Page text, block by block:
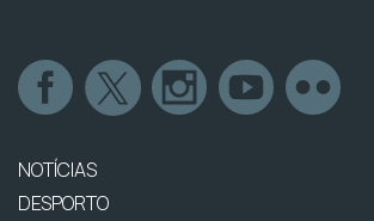
NOTÍCIAS
DESPORTO